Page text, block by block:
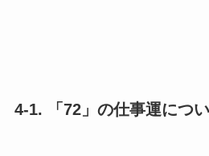
4-1. 「72」の仕事運につ